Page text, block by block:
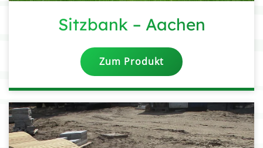
Sitzbank – Aachen
Zum Produkt